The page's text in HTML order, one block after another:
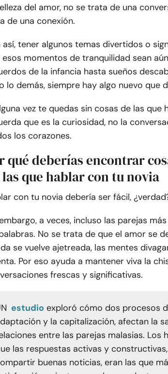
del amor, no se trata de una
de una conexión.
así, tener algunos temas divertidos o
esos momentos de tranquilidad sean
de la infancia hasta sueños
lo demás, siempre hay algo nuevo que
vez te quedas sin cosas de las que
que es la curiosidad, no la
los corazones.
qué deberías encontrar
que hablar con tu novia
con tu novia debería ser fácil,
a veces, incluso las parejas
No se trata de que el amor se
se vuelve ajetreada, las mentes
Por eso ayuda a mantener viva la
frescas y significativas.
estudio exploró cómo dos procesos
y la capitalización, afectan la
entre las parejas malasias. Los
las respuestas activas y
buenas noticias, eran las que